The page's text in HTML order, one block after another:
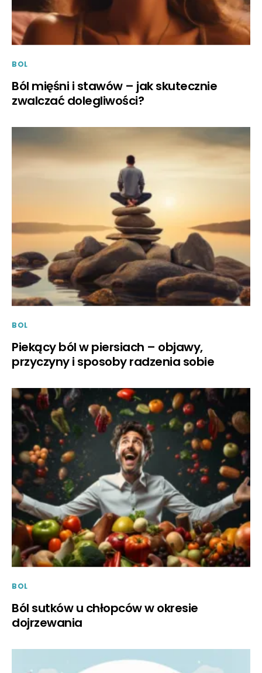
BOL
Ból mięśni i stawów – jak skutecznie
zwalczać dolegliwości?
BOL
Piekący ból w piersiach – objawy,
przyczyny i sposoby radzenia sobie
BOL
Ból sutków u chłopców w okresie
dojrzewania